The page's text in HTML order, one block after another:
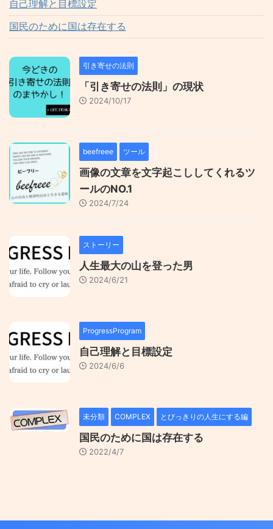
自己理解と目標設定
国民のために国は存在する
引き寄せの法則
「引き寄せの法則」の現状
2024/10/17
beefreee ツール
画像の文章を文字起こししてくれるツ
ールのNO.1
2024/7/24
ストーリー
人生最大の山を登った男
2024/6/21
ProgressProgram
自己理解と目標設定
2024/6/6
未分類 COMPLEX とびっきりの人生にする編
国民のために国は存在する
2022/4/7